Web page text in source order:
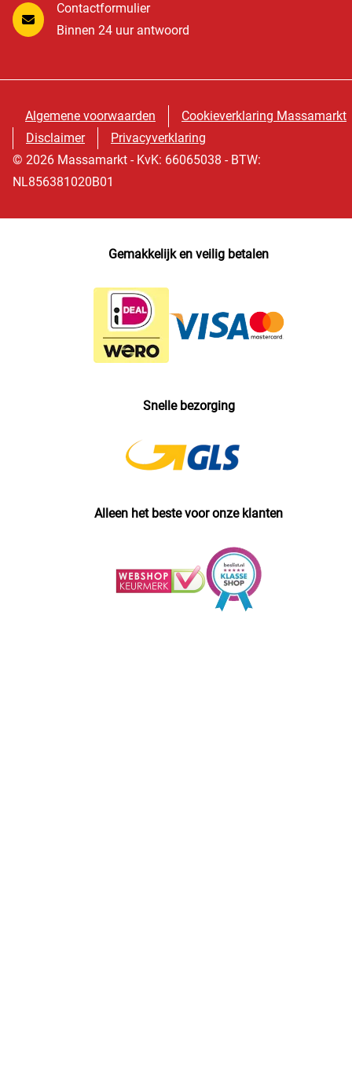
Contactformulier
Binnen 24 uur antwoord
Algemene voorwaarden
Cookieverklaring Massamarkt
Disclaimer
Privacyverklaring
© 2026 Massamarkt - KvK: 66065038 - BTW:
NL856381020B01
Gemakkelijk en veilig betalen
Snelle bezorging
Alleen het beste voor onze klanten